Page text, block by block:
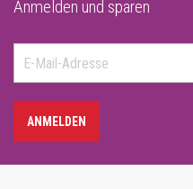
Anmelden und sparen
ANMELDEN